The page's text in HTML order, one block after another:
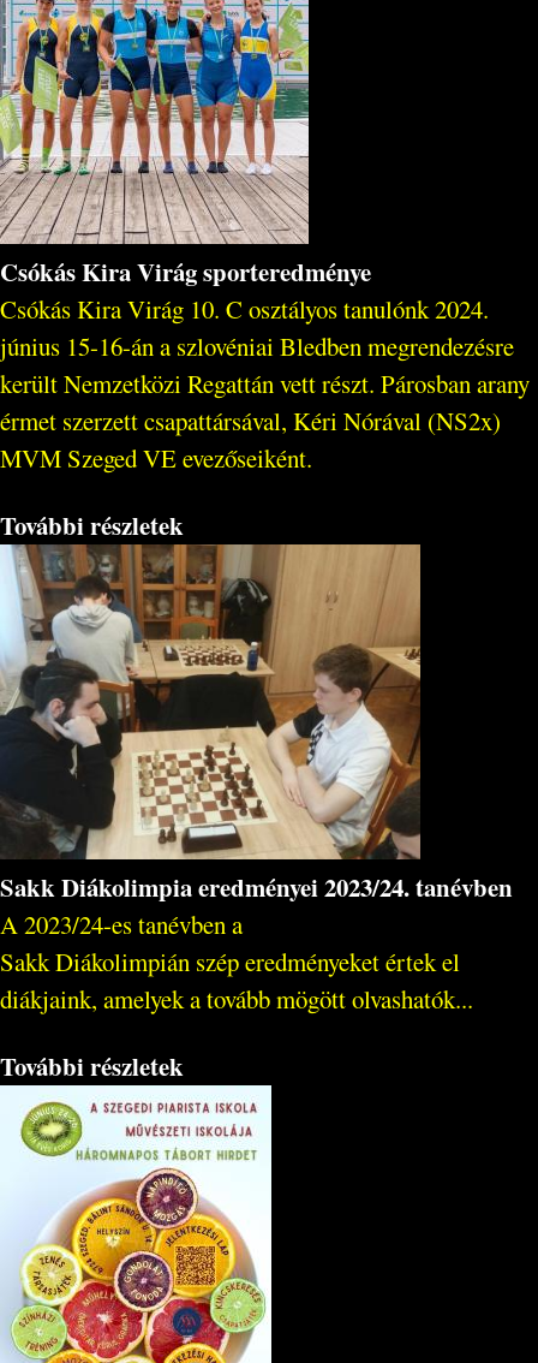
Csókás Kira Virág sporteredménye
Csókás Kira Virág 10. C osztályos tanulónk 2024.
június 15-16-án a szlovéniai Bledben megrendezésre
került Nemzetközi Regattán vett részt. Párosban arany
érmet szerzett csapattársával, Kéri Nórával (NS2x)
MVM Szeged VE evezőseiként.
További részletek
Sakk Diákolimpia eredményei 2023/24. tanévben
A 2023/24-es tanévben a
Sakk Diákolimpián szép eredményeket értek el
diákjaink, amelyek a tovább mögött olvashatók...
További részletek